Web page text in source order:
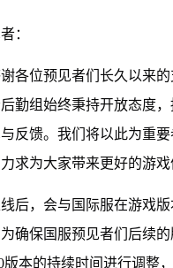
：
各位预见者们长久以来
勤组始终秉持开放态度
反馈。我们将以此为重
求为大家带来更好的游戏
后，会与国际服在游戏
确保国服预见者们后续
版本的持续时间进行调整